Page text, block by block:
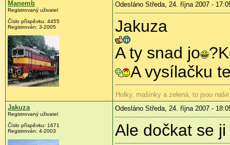
Manemb
Registrovaný uživatel
Číslo příspěvku: 4455
Registrován: 3-2005
Odesláno Středa, 24. října 2007 -
Jakuza
A ty snad jo
A vysílačku
Holky, mašinky a zelená, to jsou
Jakuza
Registrovaný uživatel
Číslo příspěvku: 1671
Registrován: 4-2003
Odesláno Středa, 24. října 2007 -
Ale dočkat se